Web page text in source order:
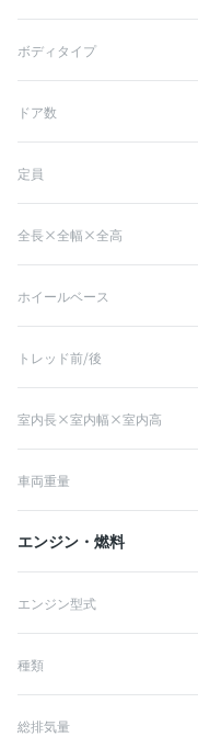
ボディタイプ
ドア数
定員
全長×全幅×全高
ホイールベース
トレッド前/後
室内長×室内幅×室内高
車両重量
エンジン・燃料
エンジン型式
種類
総排気量